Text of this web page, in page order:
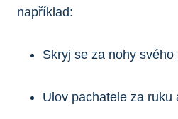
například:
Skryj se za nohy
Ulov pachatele za ruku